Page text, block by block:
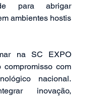
para abrigar
ambientes hostis
na SC EXPO
compromisso com
nacional.
inovação,